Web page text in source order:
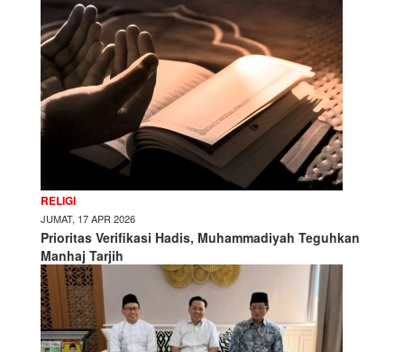
RELIGI
JUMAT, 17 APR 2026
Prioritas Verifikasi Hadis, Muhammadiyah Teguhkan
Manhaj Tarjih